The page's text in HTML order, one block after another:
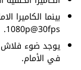
1080p@30fps.
في الأمام.